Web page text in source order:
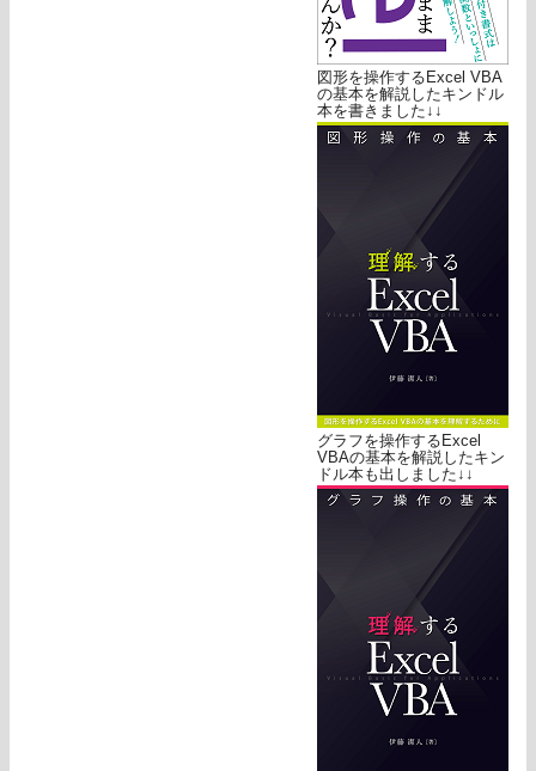
図形を操作するExcel VBA
の基本を解説したキンドル
本を書きました↓↓
グラフを操作するExcel
VBAの基本を解説したキン
ドル本も出しました↓↓